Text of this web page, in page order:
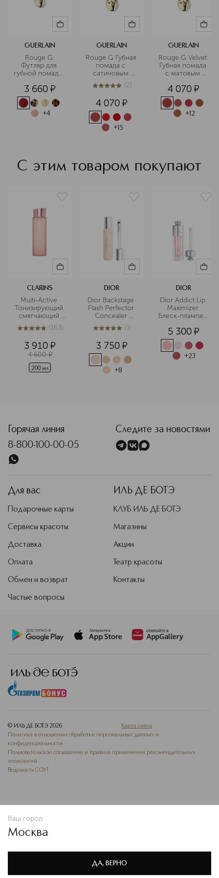
Политике конфиденциальности
GUERLAIN
Rouge G
Футляр для
губной помады.
дополнить
губной
помадой
(сменным
3 660 ¤
+4
GUERLAIN
Rouge G Губная
помада с
сатиновым
финишем
(сменный блок)
5из 52 (2)
4 070 ¤
+15
GUERLAIN
Rouge G Velvet
Губная помада
с матовым
(сменный блок)
4 070 ¤
+12
С этим товаром покупают
CLARINS
Multi-Active
Тонизирующий
смягчающий
флюид
5из 5163 (163)
3 910 ¤
4 600 ¤
200 мл
DIOR
Dior Backstage
Flash Perfector
Concealer
Водостойкий
корректор для
5из 51 (1)
3 750 ¤
+8
DIOR
Dior Addict Lip
Maximizer
Блеск-плампер
5 300 ¤
+23
В КОРЗИНУ
Горячая линия
8-800-100-00-05
Следите за новостями
Для вас
Подарочные карты
Сервисы красоты
Доставка
Оплата
Обмен и возврат
Частые вопросы
ИЛЬ ДЕ БОТЭ
КЛУБ ИЛЬ ДЕ БОТЭ
Магазины
Акции
Театр красоты
Контакты
© ИЛЬ ДЕ БОТЭ 2026
Карта сайта
Политика в отношении обработки персональных данных и
конфиденциальности
Пользовательское соглашение и правила применения рекомендательных
технологий
Ведомость СОУТ
Ваш город
Москва
ДА, ВЕРНО